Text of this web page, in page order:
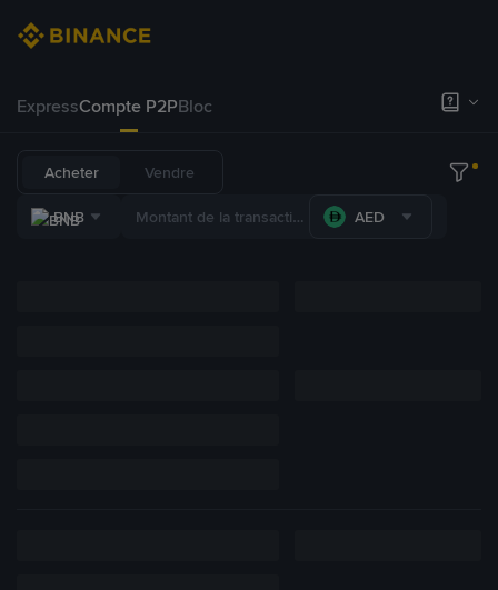
ExpressCompte P2PBloc
Acheter Vendre
BNB AED